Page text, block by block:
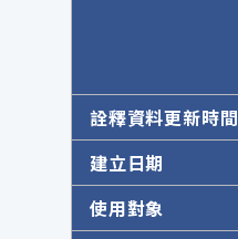
詮釋資料更新時間
建立日期
使用對象